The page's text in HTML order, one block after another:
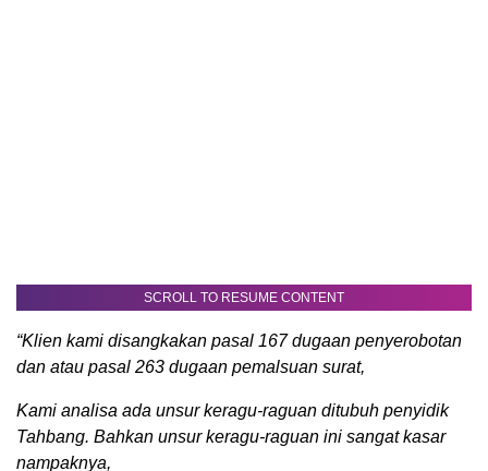
SCROLL TO RESUME CONTENT
“Klien kami disangkakan pasal 167 dugaan penyerobotan
dan atau pasal 263 dugaan pemalsuan surat,
Kami analisa ada unsur keragu-raguan ditubuh penyidik
Tahbang. Bahkan unsur keragu-raguan ini sangat kasar
nampaknya,